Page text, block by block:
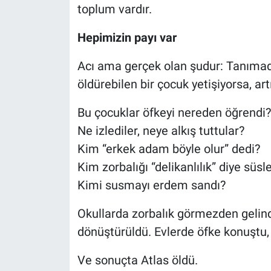
toplum vardır.
Hepimizin payı var
Acı ama gerçek olan şudur:
öldürebilen bir çocuk yetişiyorsa,
Bu çocuklar öfkeyi nereden öğrendi?
Ne izlediler, neye alkış tuttular?
Kim “erkek adam böyle olur” dedi?
Kim zorbalığı “delikanlılık” diye
Kimi susmayı erdem sandı?
Okullarda zorbalık görmezden
dönüştürüldü. Evlerde öfke
Ve sonuçta Atlas öldü.